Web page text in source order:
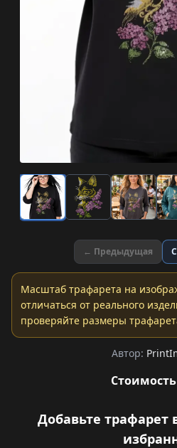
← Предыдущая
Масштаб трафарета на
отличаться от реального
проверяйте размеры
Автор:
Стоимость
Добавьте трафарет